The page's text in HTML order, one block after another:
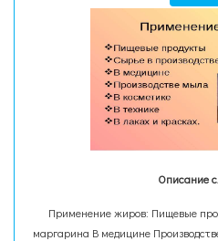
Описание
Применение жиров: Пищевые
маргарина В медицине